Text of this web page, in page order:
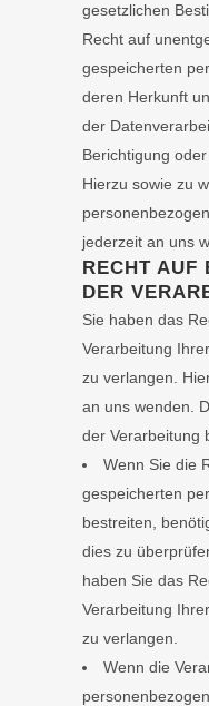
gesetzlichen
Recht auf
gespeicherten
deren Herkunft
der
Berichtigung
Hierzu sowie zu
jederzeit an uns
RECHT AUF
DER
Sie haben das
Verarbeitung
zu verlangen.
an uns wenden.
der Verarbeitung
Wenn Sie die
gespeicherten
bestreiten,
dies zu
haben Sie das
Verarbeitung
zu verlangen.
Wenn die